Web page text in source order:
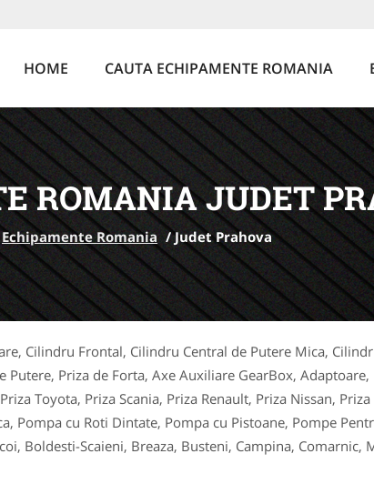
HOME CAUTA ECHIPAMENTE ROMANIA
ROMANIA JUDET
Echipamente Romania /Judet Prahova
Cilindru Frontal, Cilindru Central de Putere Mica,
Priza de Forta, Axe Auxiliare GearBox,
Toyota, Priza Scania, Priza Renault, Priza Nissan,
Pompa cu Roti Dintate, Pompa cu Pistoane, Pompe
Boldesti-Scaieni, Breaza, Busteni, Campina, Comarnic,